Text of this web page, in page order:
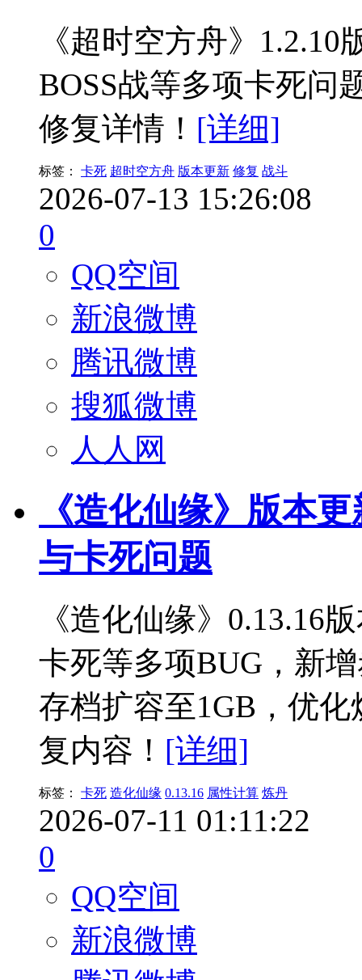
《超时空方舟》
BOSS战等多项卡死问
修复详情！ [详细]
标签： 卡死 超时空方舟 版本更新 修复 战斗
2026-07-13 15:26:08
0
QQ空间
新浪微博
腾讯微博
搜狐微博
人人网
《造化仙缘》版本
与卡死问题
《造化仙缘》0.13.16
卡死等多项BUG，新
存档扩容至1GB，优
复内容！ [详细]
标签： 卡死 造化仙缘 0.13.16 属性计算 炼丹
2026-07-11 01:11:22
0
QQ空间
新浪微博